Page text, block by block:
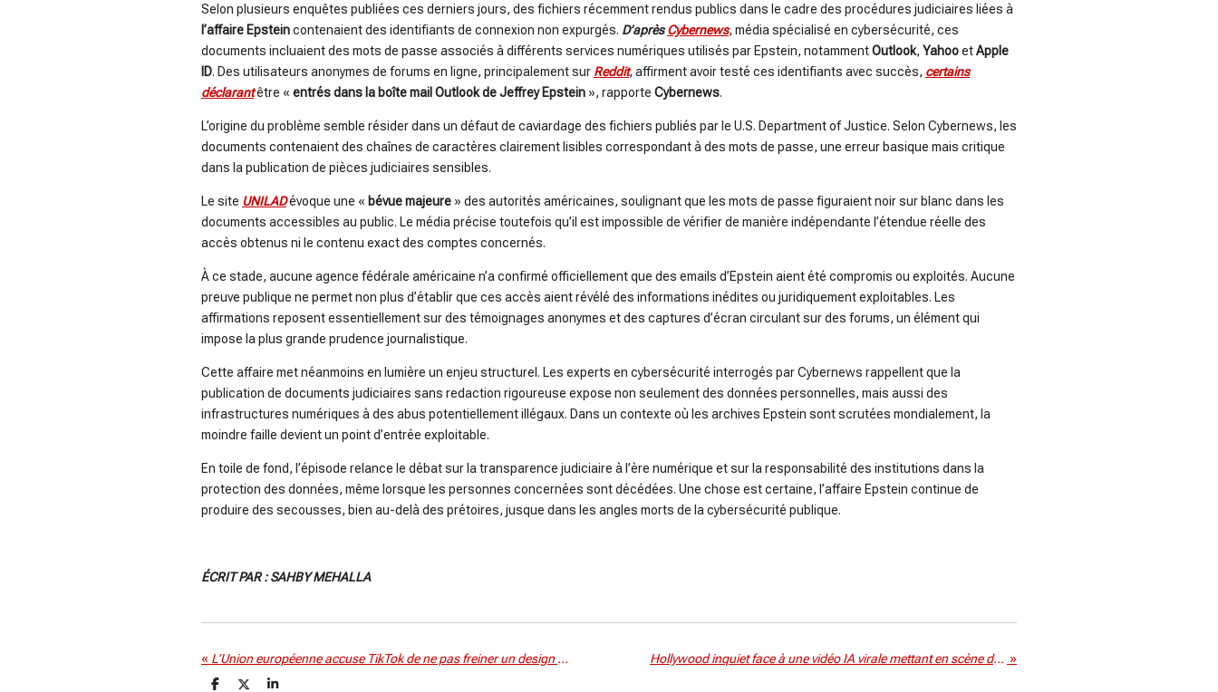
Selon plusieurs enquêtes publiées ces derniers jours, des fichiers récemment rendus publics dans le cadre des procédures judiciaires liées à
l’affaire Epsteincontenaient des identifiants de connexion non expurgés. D’aprèsCybernews, média spécialisé en cybersécurité, ces
documents incluaient des mots de passe associés à différents services numériques utilisés par Epstein, notammentOutlook, YahooetApple
ID. Des utilisateurs anonymes de forums en ligne, principalement sur Reddit, affirment avoir testé ces identifiants avec succès, certains
déclarantêtre « entrés dans la boîte mail Outlook de Jeffrey Epstein », rapporte Cybernews.
L’origine du problème semble résider dans un défaut de caviardage des fichiers publiés par le U.S. Department of Justice. Selon Cybernews, les
documents contenaient des chaînes de caractères clairement lisibles correspondant à des mots de passe, une erreur basique mais critique
dans la publication de pièces judiciaires sensibles.
Le site UNILADévoque une « bévue majeure » des autorités américaines, soulignant que les mots de passe figuraient noir sur blanc dans les
documents accessibles au public. Le média précise toutefois qu’il est impossible de vérifier de manière indépendante l’étendue réelle des
accès obtenus ni le contenu exact des comptes concernés.
À ce stade, aucune agence fédérale américaine n’a confirmé officiellement que des emails d’Epstein aient été compromis ou exploités. Aucune
preuve publique ne permet non plus d’établir que ces accès aient révélé des informations inédites ou juridiquement exploitables. Les
affirmations reposent essentiellement sur des témoignages anonymes et des captures d’écran circulant sur des forums, un élément qui
impose la plus grande prudence journalistique.
Cette affaire met néanmoins en lumière un enjeu structurel. Les experts en cybersécurité interrogés par Cybernews rappellent que la
publication de documents judiciaires sans redaction rigoureuse expose non seulement des données personnelles, mais aussi des
infrastructures numériques à des abus potentiellement illégaux. Dans un contexte où les archives Epstein sont scrutées mondialement, la
moindre faille devient un point d’entrée exploitable.
En toile de fond, l’épisode relance le débat sur la transparence judiciaire à l’ère numérique et sur la responsabilité des institutions dans la
protection des données, même lorsque les personnes concernées sont décédées. Une chose est certaine, l’affaire Epstein continue de
produire des secousses, bien au-delà des prétoires, jusque dans les angles morts de la cybersécurité publique.
ÉCRIT PAR : SAHBY MEHALLA
« L’Union européenne accuse TikTok de ne pas freiner un design jugé addictif Hollywood inquiet face à une vidéo IA virale mettant en scène de faux Tom Cruise et Brad Pitt »
P P P